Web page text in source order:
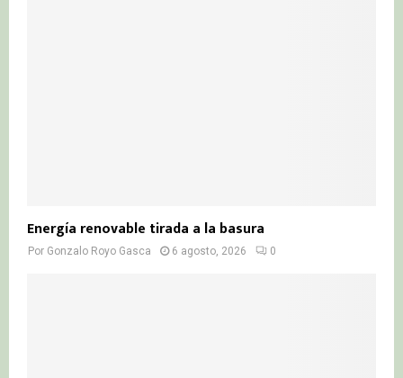
Energía renovable tirada a la basura
Por Gonzalo Royo Gasca 6 agosto, 2026 0